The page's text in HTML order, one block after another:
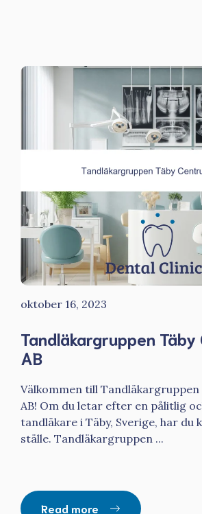
oktober 16, 2023
Tandläkargruppen Täby
AB
Välkommen till
AB! Om du letar efter en pålitlig
tandläkare i Täby, Sverige, har
ställe. Tandläkargruppen ...
Read more